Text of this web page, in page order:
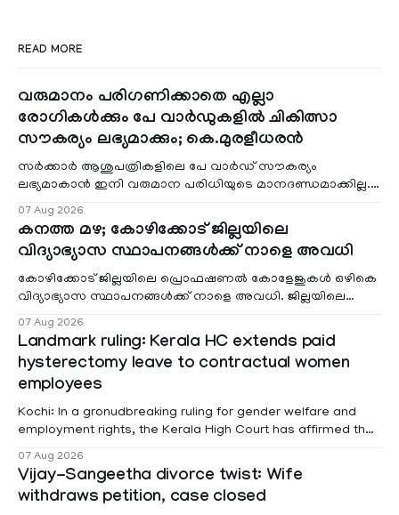
READ MORE
വരുമാനം പരിഗണിക്കാതെ എല്ലാ
രോഗികൾക്കും പേ വാർഡുകളിൽ ചികിത്സാ
സൗകര്യം ലഭ്യമാക്കും; കെ.മുരളീധരൻ
സർക്കാർ ആശുപത്രികളിലെ പേ വാർഡ് സൗകര്യം
ലഭ്യമാകാൻ ഇനി വരുമാന പരിധിയുടെ മാനദണ്ഡമാക്കില്ല.
07 Aug 2026
കനത്ത മഴ; കോഴിക്കോട് ജില്ലയിലെ
വിദ്യാഭ്യാസ സ്ഥാപനങ്ങൾക്ക് നാളെ അവധി
കോഴിക്കോട് ജില്ലയിലെ പ്രൊഫഷണൽ കോളേജുകൾ ഒഴികെ
വിദ്യാഭ്യാസ സ്ഥാപനങ്ങൾക്ക് നാളെ അവധി. ജില്ലയിലെ
07 Aug 2026
Landmark ruling: Kerala HC extends paid
hysterectomy leave to contractual women
employees
Kochi: In a gronudbreaking ruling for gender welfare and
employment rights, the Kerala High Court has affirmed that
projects are eligible for paid medical leave following
hysterectomy surgery under the Kerala Service Rules
(KSR). The court noted that since essential benefits like
07 Aug 2026
Vijay-Sangeetha divorce twist: Wife
withdraws petition, case closed